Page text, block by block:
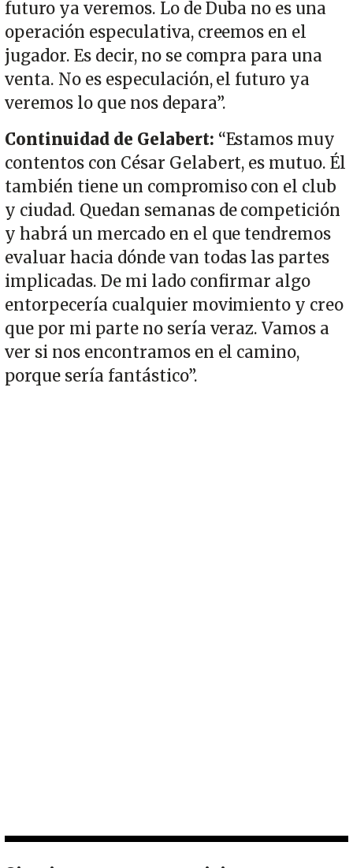
futuro ya veremos. Lo de Duba no es una
operación especulativa, creemos en el
jugador. Es decir, no se compra para una
venta. No es especulación, el futuro ya
veremos lo que nos depara”.
Continuidad de Gelabert: “Estamos muy
contentos con César Gelabert, es mutuo. Él
también tiene un compromiso con el club
y ciudad. Quedan semanas de competición
y habrá un mercado en el que tendremos
evaluar hacia dónde van todas las partes
implicadas. De mi lado confirmar algo
entorpecería cualquier movimiento y creo
que por mi parte no sería veraz. Vamos a
ver si nos encontramos en el camino,
porque sería fantástico”.